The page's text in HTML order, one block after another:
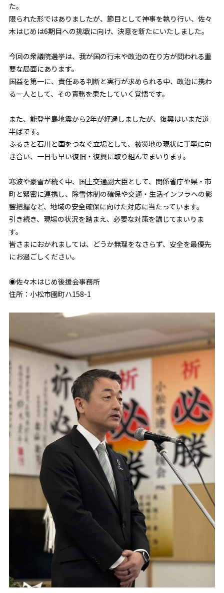
た。
限られた形ではありましたが、節目として神事を執り行い、佐々
木はじめは6期目への挑戦に向け、決意を新たにいたしました。
今回の衆議院選挙は、我が国の行末や政治の在り方が問われる重
要な局面にあります。
国益を第一に、責任ある判断と実行が求められる中、政治に携わ
る一人として、その責務を果たしていく覚悟です。
また、能登半島地震から2年が経過しましたが、復興はいまだ道
半ばです。
ふるさと石川と国をつなぐ立場として、被災地の現状に丁寧に向
き合い、一日も早い復旧・復興に取り組んでまいります。
寒波や豪雪が続く中、国土交通副大臣として、関係省庁や県・市
町と緊密に連携し、除雪体制の確保や交通・生活インフラへの影
響把握など、地域の安全確保に向けた対応に当たっています。
引き続き、現場の状況を踏まえ、必要な対策を講じてまいりま
す。
皆さまにおかれましては、どうか無理をなさらず、安全を最優先
にお過ごしください。
◉佐々木はじめ後援会事務所
住所：小松市園町ハ158-1